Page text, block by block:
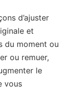
d’ajuster
et
du moment ou
ou remuer,
le
vous